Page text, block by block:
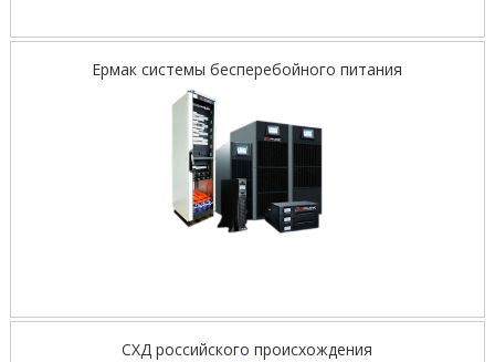
Ермак системы бесперебойного питания
СХД российского происхождения